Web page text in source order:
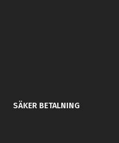
SÄKER BETALNING